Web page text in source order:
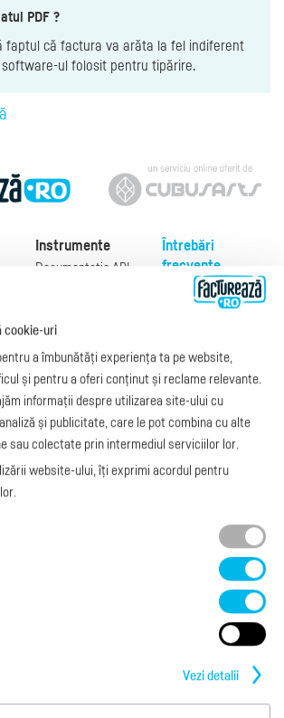
PDF ?
faptul că factura va arăta la fel indiferent
ul folosit pentru tipărire.
Instrumente
Documentație API
e-Factura B2C
API e-Factura
e-Transport
Integrare Stripe
Integrare
SmartFintech
Integrare PrestaShop
Întrebări
frecvente
Despre noi
cookie-uri
a îmbunătăți experiența ta pe website,
și pentru a oferi conținut și reclame relevante.
informații despre utilizarea site-ului cu
și publicitate, care le pot combina cu alte
sau colectate prin intermediul serviciilor lor.
website-ului, îți exprimi acordul pentru
Vezi detalii